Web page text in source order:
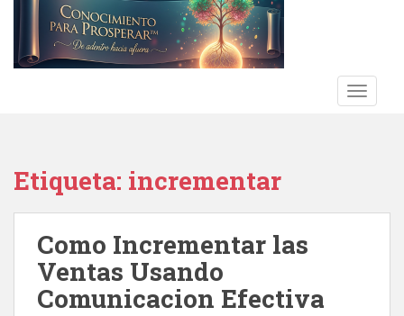
Etiqueta: incrementar
Como Incrementar las
Ventas Usando
Comunicacion Efectiva